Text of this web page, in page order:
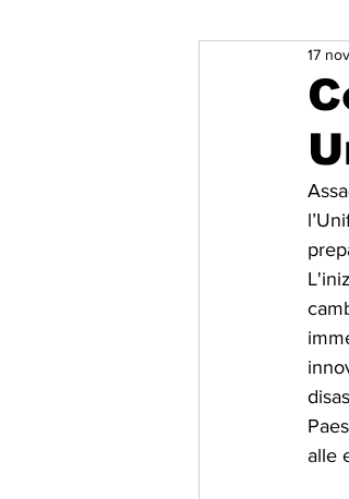
Migrazione e
17
alle